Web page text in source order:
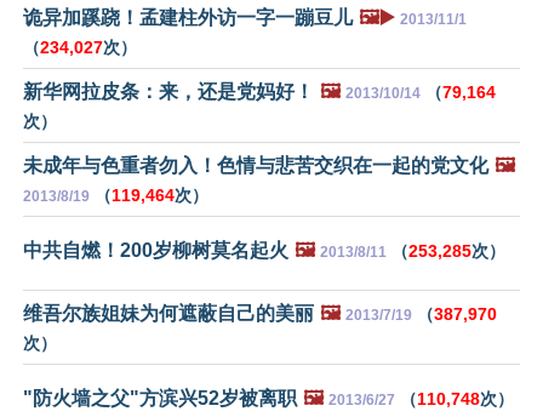
诡异加蹊跷！孟建柱外访一字一蹦豆儿 🖼️▶️ 2013/11/1
（234,027次）
新华网拉皮条：来，还是党妈好！ 🖼️ 2013/10/14 （79,164
次）
未成年与色重者勿入！色情与悲苦交织在一起的党文化 🖼️
2013/8/19 （119,464次）
中共自燃！200岁柳树莫名起火 🖼️ 2013/8/11 （253,285次）
维吾尔族姐妹为何遮蔽自己的美丽 🖼️ 2013/7/19 （387,970
次）
"防火墙之父"方滨兴52岁被离职 🖼️ 2013/6/27 （110,748次）